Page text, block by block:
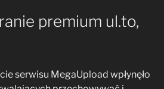
premium ul.to,
serwisu MegaUpload wpłynęło